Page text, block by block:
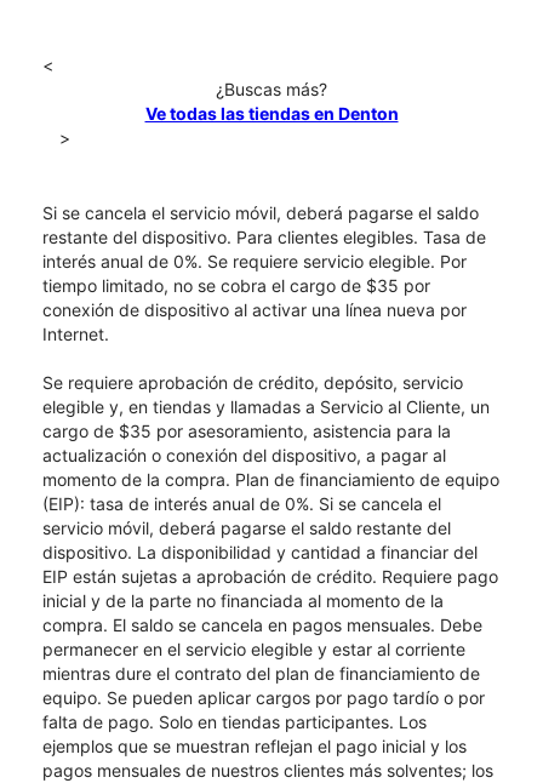
<
¿Buscas más?
Ve todas las tiendas en Denton
>
Si se cancela el servicio móvil, deberá pagarse el saldo
restante del dispositivo. Para clientes elegibles. Tasa de
interés anual de 0%. Se requiere servicio elegible. Por
tiempo limitado, no se cobra el cargo de $35 por
conexión de dispositivo al activar una línea nueva por
Internet.
Se requiere aprobación de crédito, depósito, servicio
elegible y, en tiendas y llamadas a Servicio al Cliente, un
cargo de $35 por asesoramiento, asistencia para la
actualización o conexión del dispositivo, a pagar al
momento de la compra. Plan de financiamiento de equipo
(EIP): tasa de interés anual de 0%. Si se cancela el
servicio móvil, deberá pagarse el saldo restante del
dispositivo. La disponibilidad y cantidad a financiar del
EIP están sujetas a aprobación de crédito. Requiere pago
inicial y de la parte no financiada al momento de la
compra. El saldo se cancela en pagos mensuales. Debe
permanecer en el servicio elegible y estar al corriente
mientras dure el contrato del plan de financiamiento de
equipo. Se pueden aplicar cargos por pago tardío o por
falta de pago. Solo en tiendas participantes. Los
ejemplos que se muestran reflejan el pago inicial y los
pagos mensuales de nuestros clientes más solventes; los